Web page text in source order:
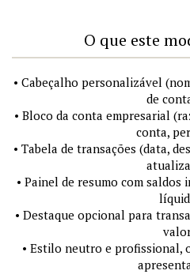
O que este
• Cabeçalho personalizável
de
• Bloco da conta empresarial
conta,
• Tabela de transações (data,
• Painel de resumo com
• Destaque opcional para
• Estilo neutro e profissional,